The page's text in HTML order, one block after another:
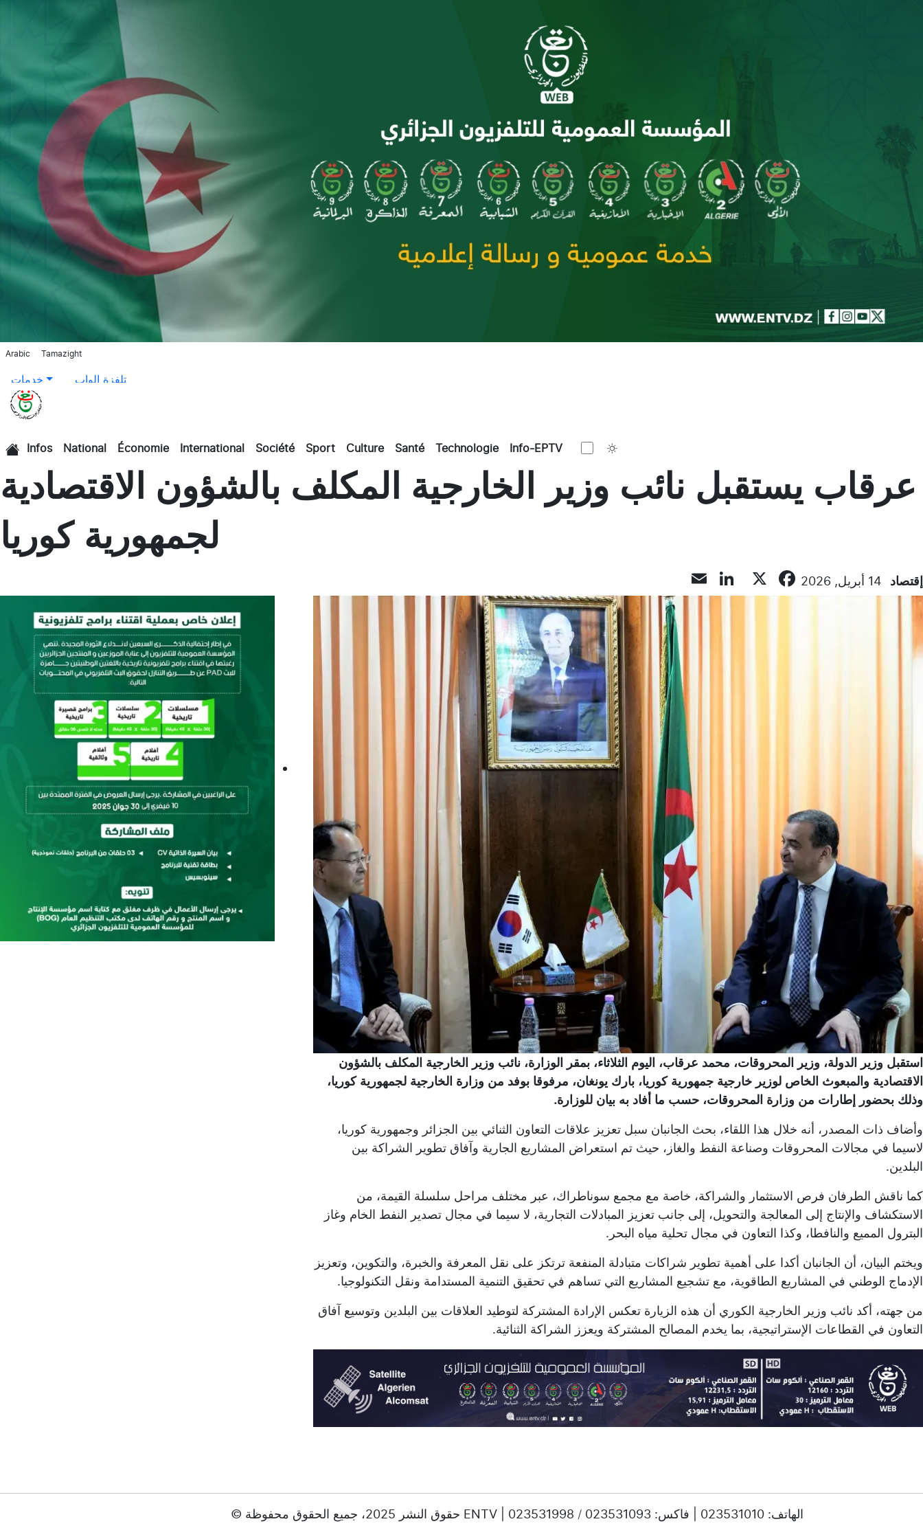
Aller au contenu principal
Arabic Tamazight
خدمات تلفزة الواب
الرئيسية
Infos National Économie International Société Sport Culture Santé Technologie Info-EPTV
عرقاب يستقبل نائب وزير الخارجية المكلف بالشؤون الاقتصادية
لجمهورية كوريا
إقتصاد 14 أبريل, 2026 Facebook
LinkedIn
استقبل وزير الدولة، وزير المحروقات، محمد عرقاب، اليوم الثلاثاء، بمقر الوزارة، نائب وزير الخارجية المكلف بالشؤون
الاقتصادية والمبعوث الخاص لوزير خارجية جمهورية كوريا، بارك يونغان، مرفوقا بوفد من وزارة الخارجية لجمهورية كوريا،
وذلك بحضور إطارات من وزارة المحروقات، حسب ما أفاد به بيان للوزارة.
وأضاف ذات المصدر، أنه خلال هذا اللقاء، بحث الجانبان سبل تعزيز علاقات التعاون الثنائي بين الجزائر وجمهورية كوريا،
لاسيما في مجالات المحروقات وصناعة النفط والغاز، حيث تم استعراض المشاريع الجارية وآفاق تطوير الشراكة بين
البلدين.
كما ناقش الطرفان فرص الاستثمار والشراكة، خاصة مع مجمع سوناطراك، عبر مختلف مراحل سلسلة القيمة، من
الاستكشاف والإنتاج إلى المعالجة والتحويل، إلى جانب تعزيز المبادلات التجارية، لا سيما في مجال تصدير النفط الخام وغاز
البترول المميع والنافطا، وكذا التعاون في مجال تحلية مياه البحر.
ويختم البيان، أن الجانبان أكدا على أهمية تطوير شراكات متبادلة المنفعة ترتكز على نقل المعرفة والخبرة، والتكوين، وتعزيز
الإدماج الوطني في المشاريع الطاقوية، مع تشجيع المشاريع التي تساهم في تحقيق التنمية المستدامة ونقل التكنولوجيا.
من جهته، أكد نائب وزير الخارجية الكوري أن هذه الزيارة تعكس الإرادة المشتركة لتوطيد العلاقات بين البلدين وتوسيع آفاق
التعاون في القطاعات الإستراتيجية، بما يخدم المصالح المشتركة ويعزز الشراكة الثنائية.
© حقوق النشر 2025، جميع الحقوق محفوظة ENTV | الهاتف: 023531010 | فاكس: 023531093 / 023531998